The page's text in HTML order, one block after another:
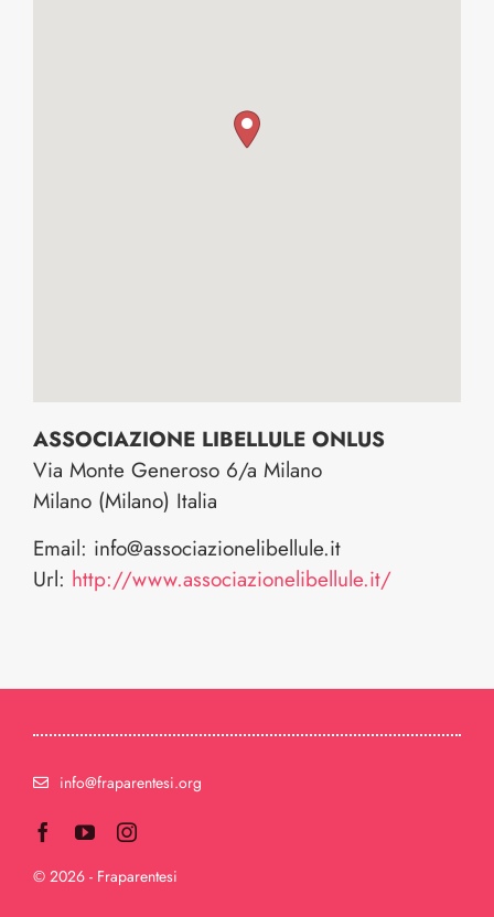
ASSOCIAZIONE LIBELLULE ONLUS
Via Monte Generoso 6/a Milano
Milano (Milano) Italia
Email: info@associazionelibellule.it
Url: http://www.associazionelibellule.it/
info@fraparentesi.org
© 2026 - Fraparentesi